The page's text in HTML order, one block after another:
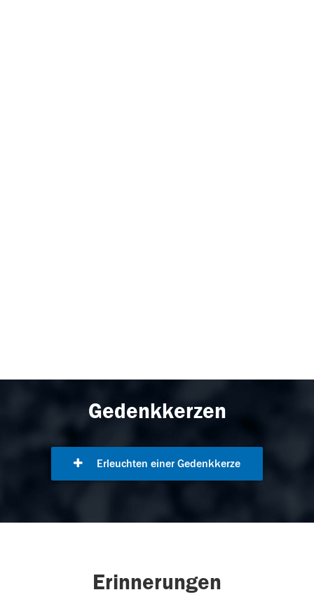
Gedenkkerzen
Erleuchten einer Gedenkkerze
Erinnerungen